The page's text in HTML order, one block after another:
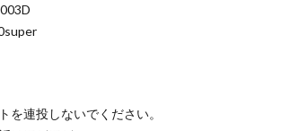
を連投しないでください。